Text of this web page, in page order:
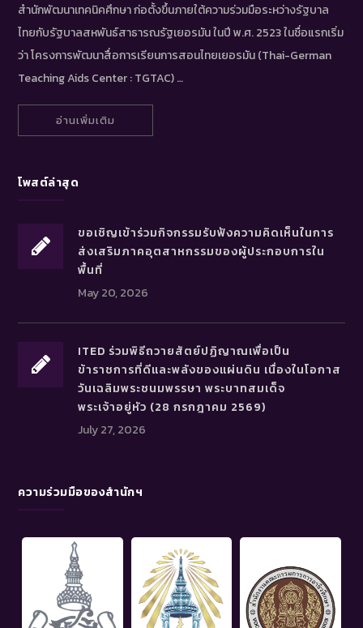
สำนักพัฒนาเทคนิคศึกษา ก่อตั้งขึ้นภายใต้ความร่วมมือระหว่างรัฐบาล
ไทยกับรัฐบาลสหพันธ์สาธารณรัฐเยอรมัน ในปี พ.ศ. 2523 ในชื่อแรกเริ่ม
ว่า โครงการพัฒนาสื่อการเรียนการสอนไทยเยอรมัน (Thai-German
Teaching Aids Center : TGTAC) …
อ่านเพิ่มเติม
โพสต์ล่าสุด
ขอเชิญเข้าร่วมกิจกรรมรับฟังความคิดเห็นในการ
ส่งเสริมภาคอุตสาหกรรมของผู้ประกอบการใน
พื้นที่
May 20, 2026
ITED ร่วมพิธีถวายสัตย์ปฏิญาณเพื่อเป็น
ข้าราชการที่ดีและพลังของแผ่นดิน เนื่องในโอกาส
วันเฉลิมพระชนมพรรษา พระบาทสมเด็จ
พระเจ้าอยู่หัว (28 กรกฎาคม 2569)
July 27, 2026
ความร่วมมือของสำนักฯ